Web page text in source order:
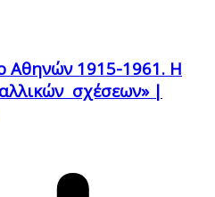
Αθηνών 1915-1961. Η
σχέσεων» |